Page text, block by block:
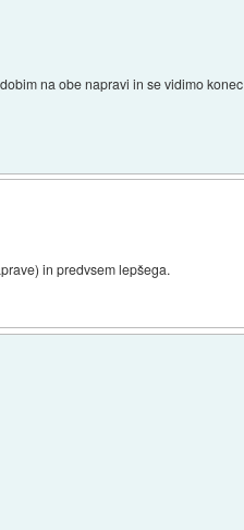
na obe napravi in se vidimo konec
in predvsem lepšega.